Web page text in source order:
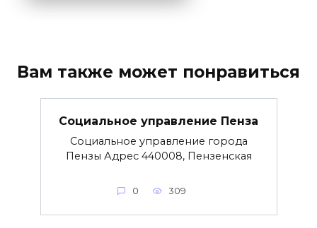
Вам также может понравиться
Социальное управление Пенза
Социальное управление города
Пензы Адрес 440008, Пензенская
0 309